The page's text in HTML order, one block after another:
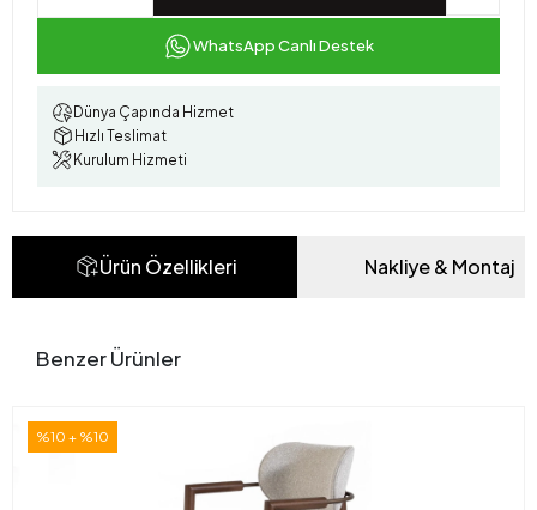
WhatsApp Canlı Destek
Dünya Çapında Hizmet
Hızlı Teslimat
Kurulum Hizmeti
Ürün Özellikleri Nakliye & Montaj
Benzer Ürünler
%10 + %10